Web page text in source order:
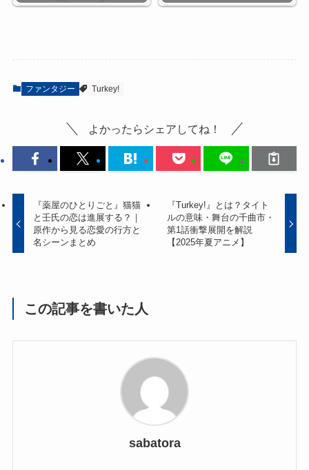
ファンタジー Turkey!
よかったらシェアしてね！
『薬屋のひとりごと』猫猫
と壬氏の恋は進展する？｜
原作から見る恋愛の行方と
名シーンまとめ
『Turkey!』とは？タイト
ルの意味・舞台の千曲市・
第1話衝撃展開を解説
【2025年夏アニメ】
この記事を書いた人
sabatora